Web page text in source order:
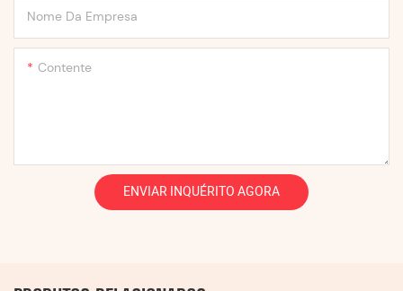
Nome Da Empresa
Contente
ENVIAR INQUÉRITO AGORA